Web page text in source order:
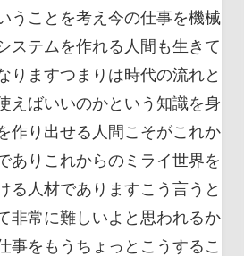
うことを考え今の仕事を機械
ステムを作れる人間も生きて
りますつまりは時代の流れと
えばいいのかという知識を身
作り出せる人間こそがこれか
ありこれからのミライ世界を
る人材でありますこう言うと
非常に難しいよと思われるか
事をもうちょっとこうするこ